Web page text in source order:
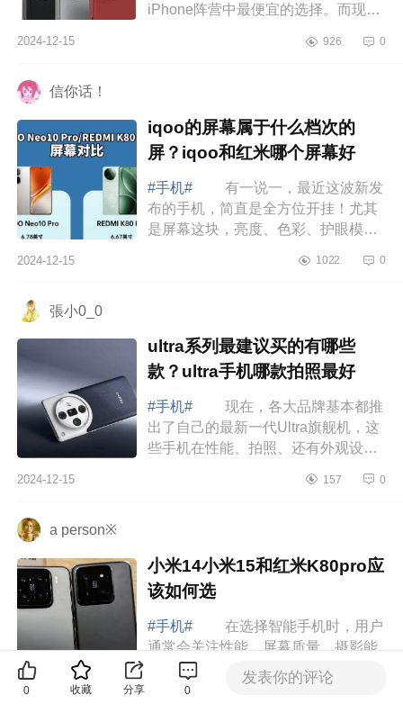
iPhone阵营中最便宜的选择。而现
进一步爆料。下面小编为大家介绍下
2024-12-15 926 0
信你话！
iqoo的屏幕属于什么档次的
屏？iqoo和红米哪个屏幕好
#手机#
有一说一，最近这波新发
布的手机，简直是全方位开挂！尤其
是屏幕这块，亮度、色彩、护眼模
编为大家介绍下iqoo的屏幕属于什么
2024-12-15 1022 0
張小0_0
ultra系列最建议买的有哪些
款？ultra手机哪款拍照最好
#手机#
现在，各大品牌基本都推
出了自己的最新一代Ultra旗舰机，这
些手机在性能、拍照、还有外观设计
厉害的技术和最新奇的创意都打包进
2024-12-15 157 0
a person※
小米14小米15和红米K80pro应
该如何选
#手机#
在选择智能手机时，用户
通常会关注性能、屏幕质量、摄影能
力、续航以及性价比等多个方面。小
米15、小米14和红米K80作为小米品
2024-12-14
0 收藏 分享 0
发表你的评论